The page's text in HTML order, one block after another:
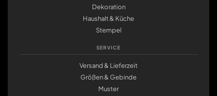
Dekoration
Haushalt & Küche
Stempel
SERVICE
Versand & Lieferzeit
Größen & Gebinde
Muster